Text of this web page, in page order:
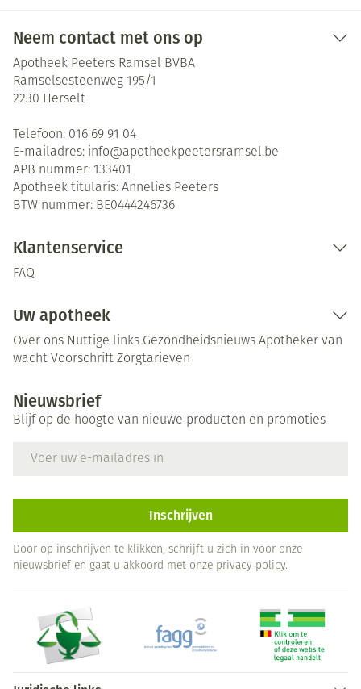
Neem contact met ons op
Apotheek Peeters Ramsel BVBA
Ramselsesteenweg 195/1
2230 Herselt
Telefoon: 016 69 91 04
E-mailadres: info@apotheekpeetersramsel.be
APB nummer: 133401
Apotheek titularis: Annelies Peeters
BTW nummer: BE0444246736
Klantenservice
FAQ
Uw apotheek
Over ons Nuttige links Gezondheidsnieuws Apotheker van
wacht Voorschrift Zorgtarieven
Nieuwsbrief
Blijf op de hoogte van nieuwe producten en promoties
Inschrijven
Door op inschrijven te klikken, schrijft u zich in voor onze
nieuwsbrief en gaat u akkoord met onze privacy policy.